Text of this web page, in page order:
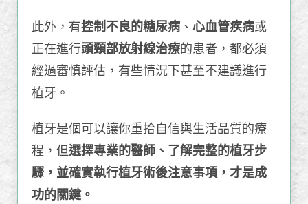
此外，有控制不良的糖尿病 、 心血管疾病或
正在進行頭頸部放射線治療的患者，都必須
經過審慎評估，有些情況下甚至不建議進行
植牙。
植牙是個可以讓你重拾自信與生活品質的療
程，但選擇專業的醫師、了解完整的植牙步
驟，並確實執行植牙術後注意事項，才是成
功的關鍵。